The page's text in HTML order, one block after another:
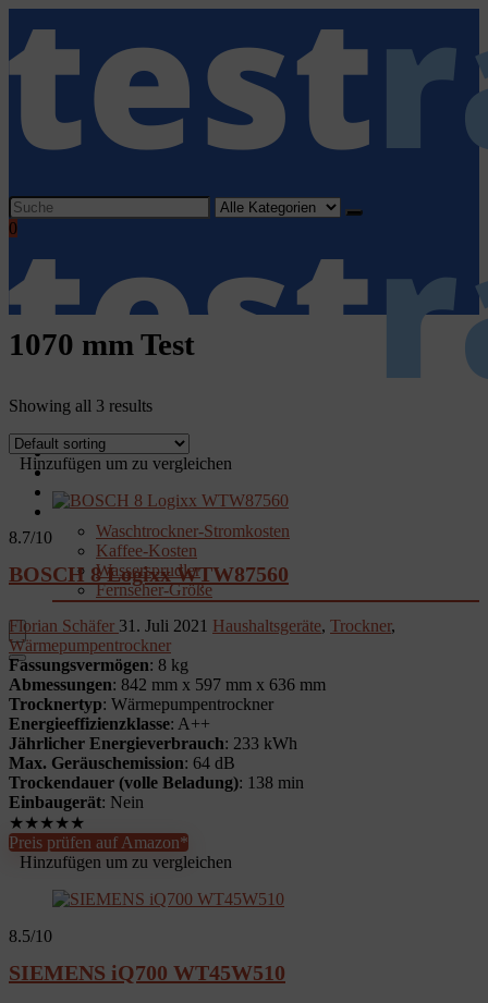
Search
for:
0
Home
Haushaltsgeräte
Garten
Rechner & Tools
Waschtrockner-Stromkosten
Kaffee-Kosten
Wassersprudler
Fernseher-Größe
1070 mm Test
Showing all 3 results
Hinzufügen um zu vergleichen
8.7/10
BOSCH 8 Logixx WTW87560
Florian Schäfer 31. Juli 2021 Haushaltsgeräte, Trockner,
Wärmepumpentrockner
Fassungsvermögen: 8 kg
Abmessungen: 842 mm x 597 mm x 636 mm
Trocknertyp: Wärmepumpentrockner
Energieeffizienzklasse: A++
Jährlicher Energieverbrauch: 233 kWh
Max. Geräuschemission: 64 dB
Trockendauer (volle Beladung): 138 min
Einbaugerät: Nein
★★★★★
Preis prüfen auf Amazon*
Hinzufügen um zu vergleichen
8.5/10
SIEMENS iQ700 WT45W510